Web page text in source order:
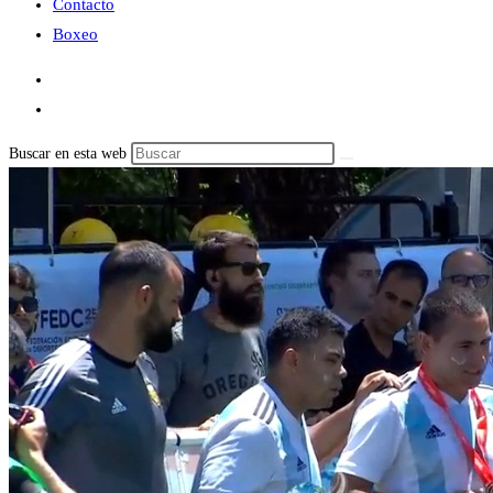
Contacto
Boxeo
Buscar en esta web